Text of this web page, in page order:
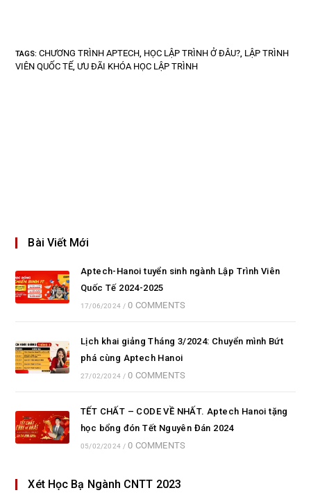
TAGS:CHƯƠNG TRÌNH APTECH, HỌC LẬP TRÌNH Ở ĐÂU?, LẬP TRÌNH
VIÊN QUỐC TẾ, ƯU ĐÃI KHÓA HỌC LẬP TRÌNH
Bài Viết Mới
Aptech-Hanoi tuyển sinh ngành Lập Trình Viên
Quốc Tế 2024-2025
17/06/2024 / 0 COMMENTS
Lịch khai giảng Tháng 3/2024: Chuyển mình Bứt
phá cùng Aptech Hanoi
27/02/2024 / 0 COMMENTS
TẾT CHẤT – CODE VỀ NHẤT. Aptech Hanoi tặng
học bổng đón Tết Nguyên Đán 2024
05/02/2024 / 0 COMMENTS
Xét Học Bạ Ngành CNTT 2023